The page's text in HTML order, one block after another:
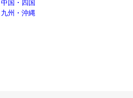
中国・四国
九州・沖縄